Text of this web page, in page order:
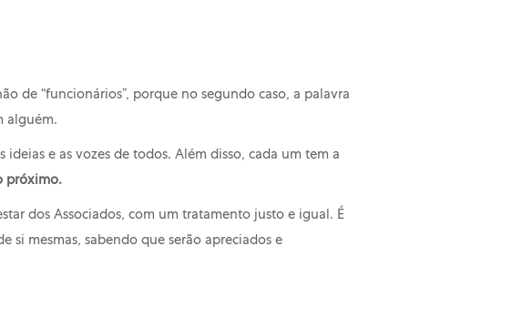
de “funcionários”, porque no segundo caso, a palavra
alguém.
ideias e as vozes de todos. Além disso, cada um tem a
próximo.
dos Associados, com um tratamento justo e igual. É
si mesmas, sabendo que serão apreciados e